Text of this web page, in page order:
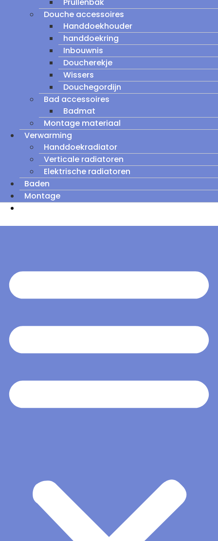
Douche accessoires
Handdoekhouder
handdoekring
Inbouwnis
Doucherekje
Wissers
Douchegordijn
Bad accessoires
Badmat
Montage materiaal
Verwarming
Handdoekradiator
Verticale radiatoren
Elektrische radiatoren
Baden
Montage